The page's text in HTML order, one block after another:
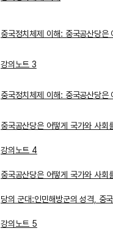
중국정치체제 이해: 중국공산당
강의노트 3
중국정치체제 이해: 중국공산당
중국공산당은 어떻게 국가와 사회
강의노트 4
중국공산당은 어떻게 국가와 사회
당의 군대:인민해방군의 성격, 중
강의노트 5